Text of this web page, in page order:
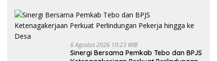
6 Agustus 2026 10:23 WIB
Sinergi Bersama Pemkab Tebo dan BPJS